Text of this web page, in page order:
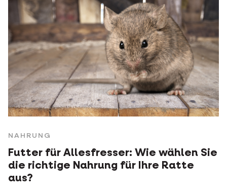
NAHRUNG
Futter für Allesfresser: Wie wählen Sie
die richtige Nahrung für Ihre Ratte
aus?